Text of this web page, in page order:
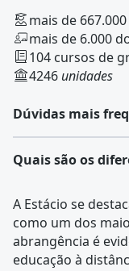
mais de
mais de 6.000
104 cursos de
4246 unidades
Dúvidas mais
Quais são os
A Estácio se
como um dos
abrangência é
educação à